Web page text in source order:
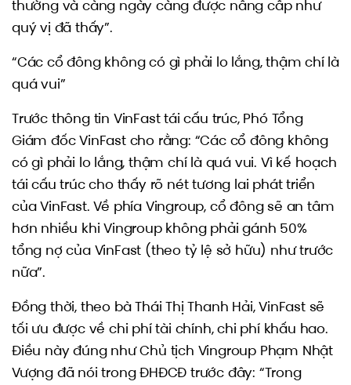
thường và càng ngày càng được nâng cấp như
quý vị đã thấy”.
“Các cổ đông không có gì phải lo lắng, thậm chí là
quá vui”
Trước thông tin VinFast tái cấu trúc, Phó Tổng
Giám đốc VinFast cho rằng: “Các cổ đông không
có gì phải lo lắng, thậm chí là quá vui. Vì kế hoạch
tái cấu trúc cho thấy rõ nét tương lai phát triển
của VinFast. Về phía Vingroup, cổ đông sẽ an tâm
hơn nhiều khi Vingroup không phải gánh 50%
tổng nợ của VinFast (theo tỷ lệ sở hữu) như trước
nữa”.
Đồng thời, theo bà Thái Thị Thanh Hải, VinFast sẽ
tối ưu được về chi phí tài chính, chi phí khấu hao.
Điều này đúng như Chủ tịch Vingroup Phạm Nhật
Vượng đã nói trong ĐHĐCĐ trước đây: “Trong